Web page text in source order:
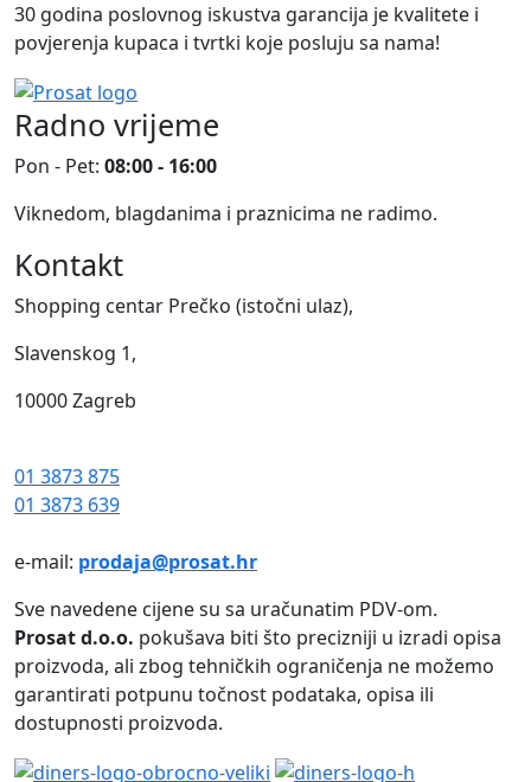
30 godina poslovnog iskustva garancija je kvalitete i
povjerenja kupaca i tvrtki koje posluju sa nama!
Radno vrijeme
Pon - Pet: 08:00 - 16:00
Viknedom, blagdanima i praznicima ne radimo.
Kontakt
Shopping centar Prečko (istočni ulaz),
Slavenskog 1,
10000 Zagreb
01 3873 875
01 3873 639
e-mail: prodaja@prosat.hr
Sve navedene cijene su sa uračunatim PDV-om.
Prosat d.o.o. pokušava biti što precizniji u izradi opisa
proizvoda, ali zbog tehničkih ograničenja ne možemo
garantirati potpunu točnost podataka, opisa ili
dostupnosti proizvoda.